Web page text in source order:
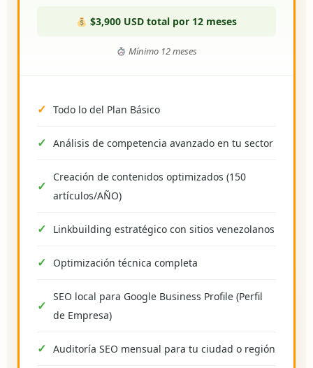
$3,900 USD total por 12 meses
Mínimo 12 meses
Todo lo del Plan Básico
Análisis de competencia avanzado en tu sector
Creación de contenidos optimizados (150
artículos/AÑO)
Linkbuilding estratégico con sitios venezolanos
Optimización técnica completa
SEO local para Google Business Profile (Perfil
de Empresa)
Auditoría SEO mensual para tu ciudad o región